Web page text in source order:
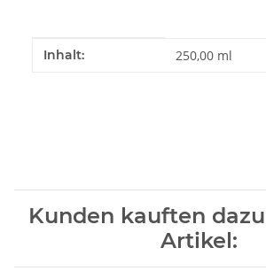
Produkteigenschaft
Wert
Inhalt: 250,00 ml
Kunden kauften
Artikel: